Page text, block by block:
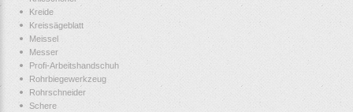
Kreide
Kreissägeblatt
Meissel
Messer
Profi-Arbeitshandschuh
Rohrbiegewerkzeug
Rohrschneider
Schere